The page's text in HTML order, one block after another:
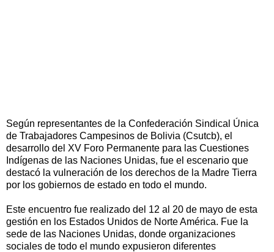
Según representantes de la Confederación Sindical Única
de Trabajadores Campesinos de Bolivia (Csutcb), el
desarrollo del XV Foro Permanente para las Cuestiones
Indígenas de las Naciones Unidas, fue el escenario que
destacó la vulneración de los derechos de la Madre Tierra
por los gobiernos de estado en todo el mundo.
Este encuentro fue realizado del 12 al 20 de mayo de esta
gestión en los Estados Unidos de Norte América. Fue la
sede de las Naciones Unidas, donde organizaciones
sociales de todo el mundo expusieron diferentes